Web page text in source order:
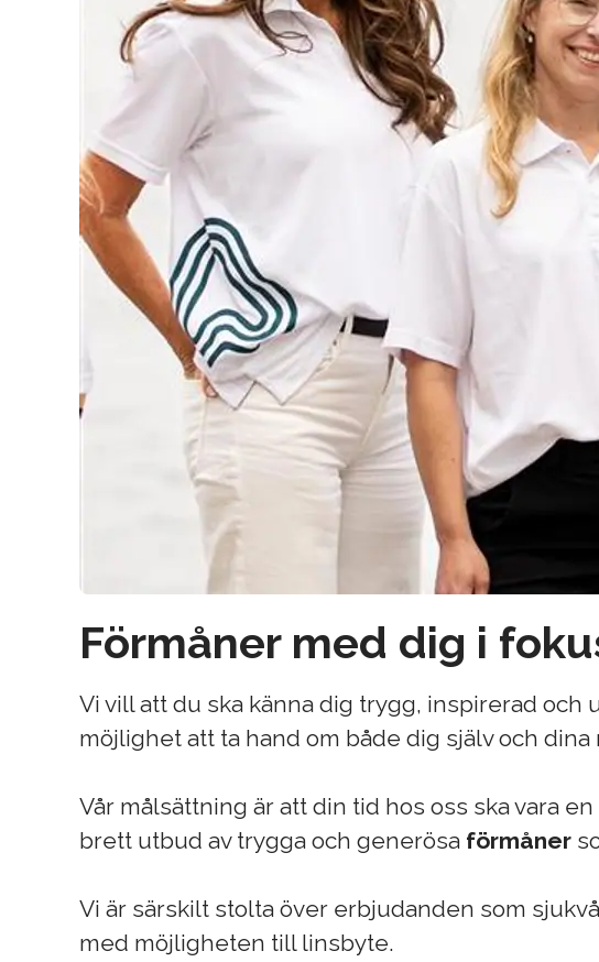
Förmåner med dig i
Vi vill att du ska känna dig trygg, inspirerad och
möjlighet att ta hand om både dig själv och
Vår målsättning är att din tid hos oss ska vara
brett utbud av trygga och generösa förmåner
Vi är särskilt stolta över erbjudanden som
med möjligheten till linsbyte.